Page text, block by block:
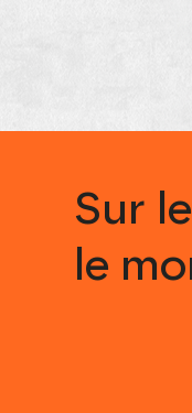
Sur
le